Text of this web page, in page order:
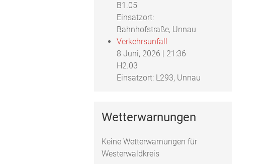
B1.05
Einsatzort:
Bahnhofstraße, Unnau
Verkehrsunfall
8 Juni, 2026 | 21:36
H2.03
Einsatzort: L293, Unnau
Wetterwarnungen
Keine Wetterwarnungen für
Westerwaldkreis